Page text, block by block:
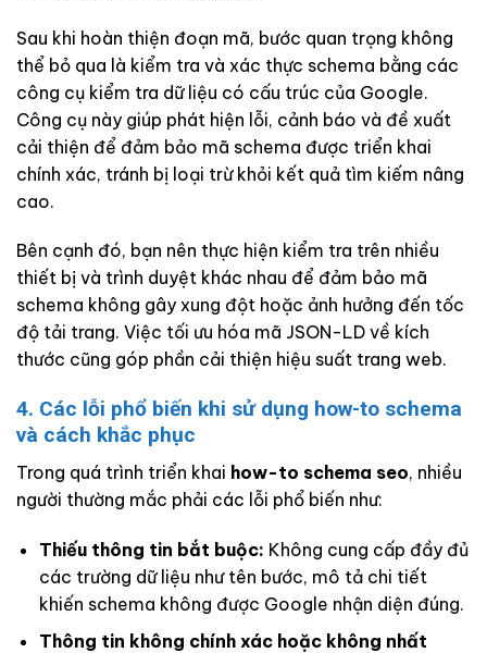
Sau khi hoàn thiện đoạn mã, bước quan trọng không
thể bỏ qua là kiểm tra và xác thực schema bằng các
công cụ kiểm tra dữ liệu có cấu trúc của Google.
Công cụ này giúp phát hiện lỗi, cảnh báo và đề xuất
cải thiện để đảm bảo mã schema được triển khai
chính xác, tránh bị loại trừ khỏi kết quả tìm kiếm nâng
cao.
Bên cạnh đó, bạn nên thực hiện kiểm tra trên nhiều
thiết bị và trình duyệt khác nhau để đảm bảo mã
schema không gây xung đột hoặc ảnh hưởng đến tốc
độ tải trang. Việc tối ưu hóa mã JSON-LD về kích
thước cũng góp phần cải thiện hiệu suất trang web.
4. Các lỗi phổ biến khi sử dụng how-to schema
và cách khắc phục
Trong quá trình triển khai how-to schema seo, nhiều
người thường mắc phải các lỗi phổ biến như:
Thiếu thông tin bắt buộc: Không cung cấp đầy đủ
các trường dữ liệu như tên bước, mô tả chi tiết
khiến schema không được Google nhận diện đúng.
Thông tin không chính xác hoặc không nhất